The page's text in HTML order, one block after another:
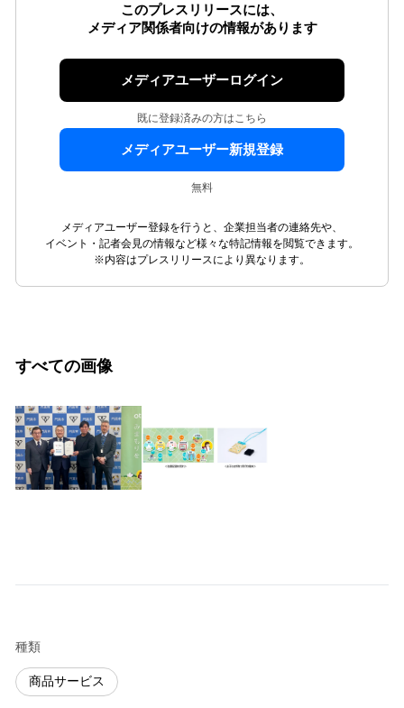
このプレスリリースには、
メディア関係者向けの情報があります
メディアユーザーログイン
既に登録済みの方はこちら
メディアユーザー新規登録
無料
メディアユーザー登録を行うと、企業担当者の連絡先や、
イベント・記者会見の情報など様々な特記情報を閲覧できます。
※内容はプレスリリースにより異なります。
すべての画像
種類
商品サービス